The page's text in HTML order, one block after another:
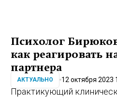
Психолог
как реагировать
партнера
АКТУАЛЬНО 12 октября 2023
Практикующий